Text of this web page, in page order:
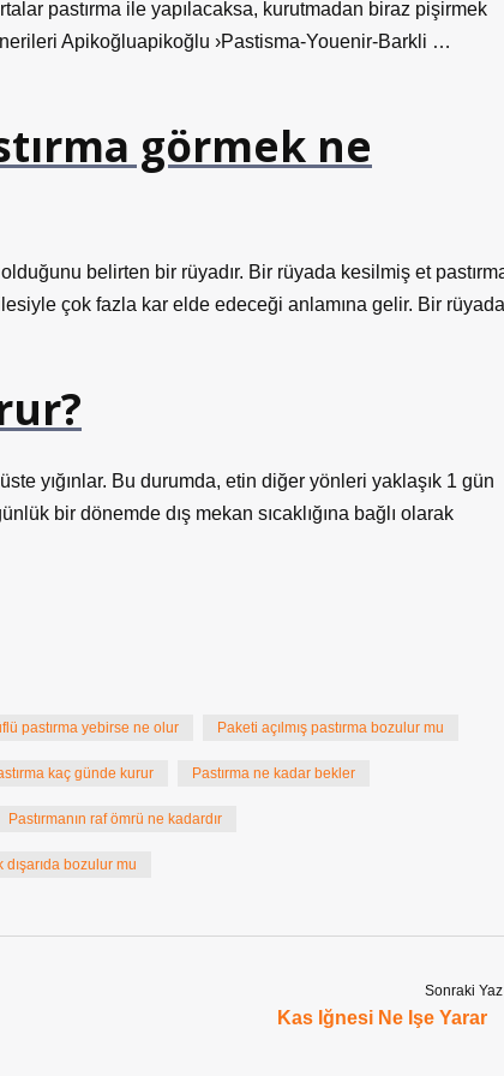
pastırma ile yapılacaksa, kurutmadan biraz pişirmek
Apikoğluapikoğlu ›Pastisma-Youenir-Barkli …
görmek ne
belirten bir rüyadır. Bir rüyada kesilmiş et
çok fazla kar elde edeceği anlamına gelir. Bir rüyada
yığınlar. Bu durumda, etin diğer yönleri yaklaşık 1 gün
bir dönemde dış mekan sıcaklığına bağlı olarak
pastırma yebirse ne olur Paketi açılmış pastırma bozulur mu
kaç günde kurur Pastırma ne kadar bekler
Pastırmanın raf ömrü ne kadardır
bozulur mu
Sonraki
Kas Iğnesi Ne Işe Yarar